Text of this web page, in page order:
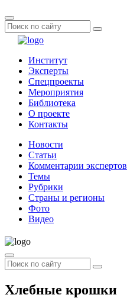
Институт
Эксперты
Спецпроекты
Мероприятия
Библиотека
О проекте
Контакты
Новости
Статьи
Комментарии экспертов
Темы
Рубрики
Страны и регионы
Фото
Видео
Хлебные крошки